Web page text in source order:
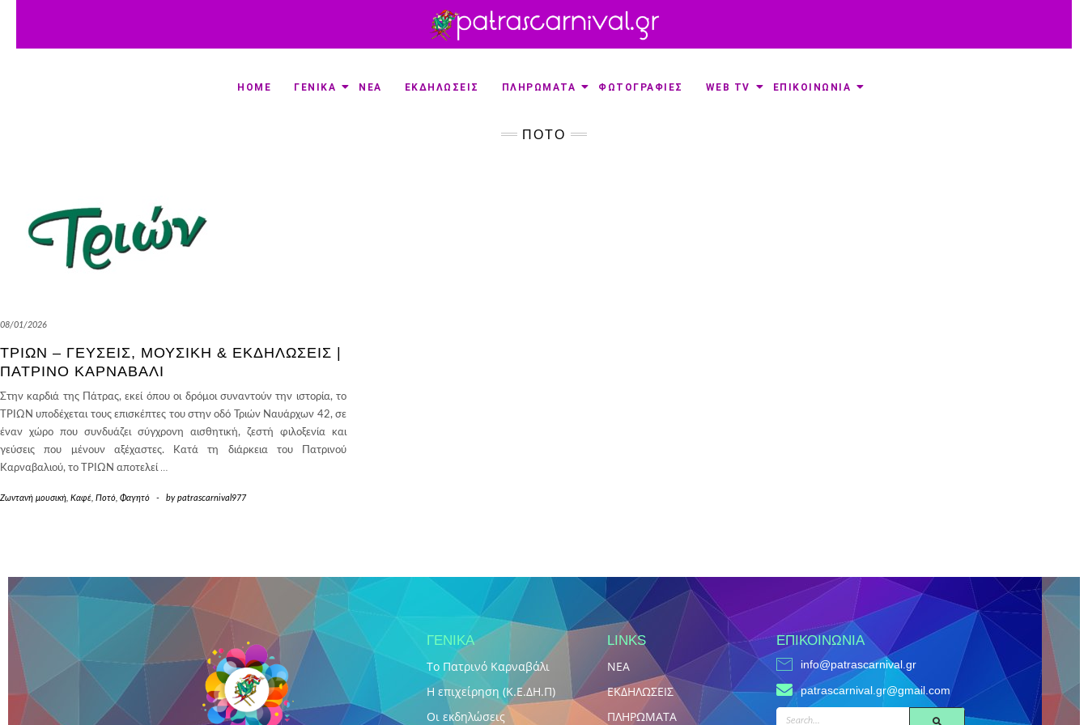
HOME ΓΕΝΙΚΑ ΝΕΑ ΕΚΔΗΛΩΣΕΙΣ ΠΛΗΡΩΜΑΤΑ ΦΩΤΟΓΡΑΦΙΕΣ WEB TV ΕΠΙΚΟΙΝΩΝΙΑ
ΠΟΤΌ
08/01/2026
ΤΡΙΩΝ – ΓΕΎΣΕΙΣ, ΜΟΥΣΙΚΉ & ΕΚΔΗΛΏΣΕΙΣ |
ΠΑΤΡΙΝΌ ΚΑΡΝΑΒΆΛΙ
Στην καρδιά της Πάτρας, εκεί όπου οι δρόμοι συναντούν την ιστορία, το
ΤΡΙΩΝ υποδέχεται τους επισκέπτες του στην οδό Τριών Ναυάρχων 42, σε
έναν χώρο που συνδυάζει σύγχρονη αισθητική, ζεστή φιλοξενία και
γεύσεις που μένουν αξέχαστες. Κατά τη διάρκεια του Πατρινού
Καρναβαλιού, το ΤΡΙΩΝ αποτελεί …
Ζωντανή μουσική Καφέ Ποτό Φαγητό - bypatrascarnival977
ΓΕΝΙΚΑ
Το Πατρινό Καρναβάλι
Η επιχείρηση (Κ.Ε.ΔΗ.Π)
Οι εκδηλώσεις
LINKS
NEA
ΕΚΔΗΛΩΣΕΙΣ
ΠΛΗΡΩΜΑΤΑ
ΕΠΙΚΟΙΝΩΝΊΑ
info@patrascarnival.gr
patrascarnival.gr@gmail.com
SEARCH